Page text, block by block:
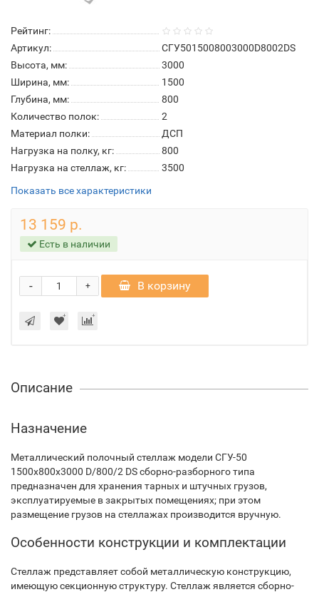
Рейтинг:
Артикул:
СГУ5015008003000D8002DS
Высота, мм:
3000
Ширина, мм:
1500
Глубина, мм:
800
Количество полок:
2
Материал полки:
ДСП
Нагрузка на полку, кг:
800
Нагрузка на стеллаж, кг:
3500
Показать все характеристики
13 159 р.
Есть в наличии
+
- В корзину
Описание
Назначение
Металлический полочный стеллаж модели СГУ-50
1500х800х3000 D/800/2 DS сборно-разборного типа
предназначен для хранения тарных и штучных грузов,
эксплуатируемые в закрытых помещениях; при этом
размещение грузов на стеллажах производится вручную.
Особенности конструкции и комплектации
Стеллаж представляет собой металлическую конструкцию,
имеющую секционную структуру. Стеллаж является сборно-